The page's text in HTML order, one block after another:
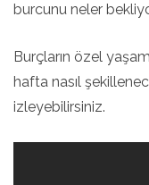
burcunu neler
Burçların özel
hafta nasıl
izleyebilirsiniz.